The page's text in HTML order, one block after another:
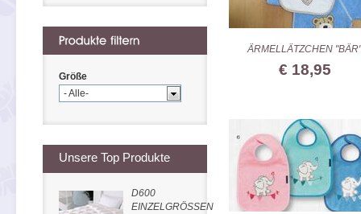
ÄRMELLÄTZCHEN "BÄR"
€ 18,95
Größe
- Alle-
Unsere Top Produkte
D600
EINZELGRÖSSEN